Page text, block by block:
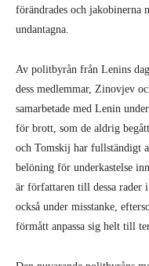
förändrades och jakobinerna
undantagna.
Av politbyrån från Lenins
dess medlemmar, Zinovjev
samarbetade med Lenin
för brott, som de aldrig
och Tomskij har fullständigt
belöning för underkastelse
är författaren till dessa rader
också under misstanke,
förmått anpassa sig helt till